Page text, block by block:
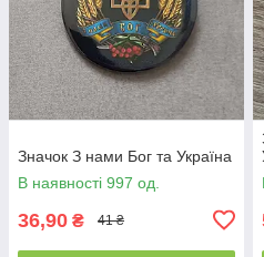
Значок З нами Бог та Україна
В наявності 997 од.
36,90 ₴ 41 ₴